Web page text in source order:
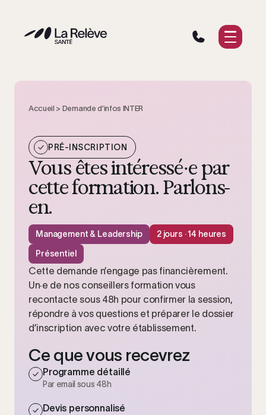
contenu
Nos solutions
Demander un devis
Accueil > Demande d’infos INTER
PRÉ-INSCRIPTION
Vous êtes intéressé·e par
cette formation. Parlons-
en.
Management & Leadership 2 jours · 14 heures
Présentiel
Cette demande n’engage pas financièrement.
Un·e de nos conseillers formation vous
recontacte sous 48h pour confirmer la session,
répondre à vos questions et préparer le dossier
d’inscription avec votre établissement.
Ce que vous recevrez
Programme détaillé
Par email sous 48h
Devis personnalisé